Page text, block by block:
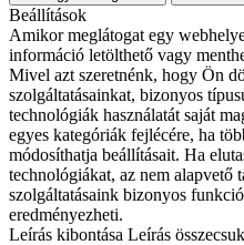
Beállítások
Amikor meglátogat egy
információ letölthető vagy
Mivel azt szeretnénk, hogy Ön
szolgáltatásainkat, bizonyos
technológiák használatát saját
egyes kategóriák fejlécére, ha
módosíthatja beállításait. Ha
technológiákat, az nem alapvető
szolgáltatásaink bizonyos
eredményezheti.
Leírás kibontása Leírás